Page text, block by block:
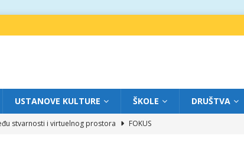
USTANOVE KULTURE ŠKOLE DRUŠTVA
stvarnosti i virtuelnog prostora
FOKUS